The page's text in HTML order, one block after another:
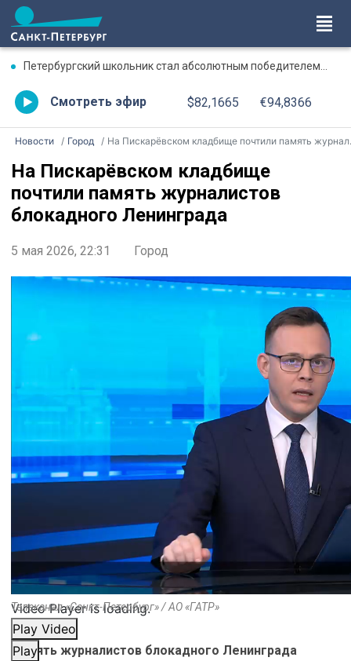
Петербургский школьник стал абсолютным победителем Международной олимпиады по ИИ
Смотреть эфир $82,1665 €94,8366
Новости Город На Пискарёвском кладбище почтили память журналистов блокадного Ленинграда
На Пискарёвском кладбище
почтили память журналистов
блокадного Ленинграда
5 мая 2026, 22:31 Город
Video Player is loading.
Play Video
Play
Телеканал «Санкт-Петербург» / АО «ГАТР»
Память журналистов блокадного Ленинграда